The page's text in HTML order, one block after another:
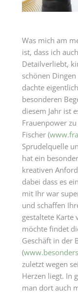
Was mich am
ist, dass ich
Detailverliebt,
schönen
dachte
besonderen
diesem Jahr ist
Frauenpower
Fischer (
Sprudelquelle
hat ein
kreativen
dabei dass es
mit Ihr war
und schaffen
gestaltete Karte
möchte findet
Geschäft in der
(
zuletzt wegen
Herzen liegt. In
man dort auch